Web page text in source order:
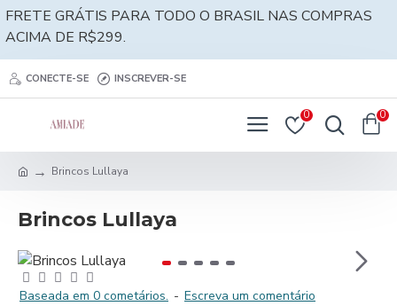
FRETE GRÁTIS PARA TODO O BRASIL NAS COMPRAS
ACIMA DE R$299.
CONECTE-SE INSCREVER-SE
0 0
Brincos Lullaya
Brincos Lullaya
Baseada em 0 cometários. - Escreva um comentário